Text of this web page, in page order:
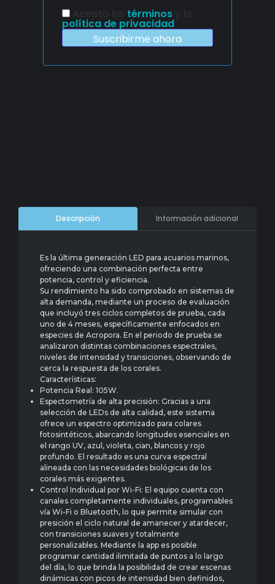
Acepto los términos y la
política de privacidad
Suscribirme ahora
Descripción Información adicional
Es la última generación LED para acuarios marinos,
ofreciendo una combinación perfecta entre
potencia, control y eficiencia.
Su rendimiento ha sido comprobado en sistemas de
alta demanda, mediante un proceso de evaluación
que incluyó tres ciclos completos de prueba, cada
uno de 4 meses, específicamente enfocados en
especies de Acropora. En el periodo de prueba se
analizaron distintas combinaciones espectrales,
niveles de intensidad y transiciones, observando de
cerca la respuesta de los corales.
Características:
Potencia Real: 105W.
Espectometría de alta precisión: Gracias a una
selección de LEDs de alta calidad, este sistema
ofrece un espectro optimizado para colares
fotosintéticos, abarcando longitudes esenciales en
el rango UV, azul, violeta, cian, blancos y rojo
profundo. El resultado es una curva espectral
alineada con las necesidades biológicas de los
corales más exigentes.
Control Individual por Wi-Fi: El equipo cuenta con
canales completamente individuales, programables
vía Wi-Fi o Bluetooth, lo que permite simular con
presición el ciclo natural de amanecer y atardecer,
con transiciones suaves y totalmente
personalizables. Mediante la app es posible
programar cantidad ilimitada de puntos a lo largo
del día, lo que brinda la posibilidad de crear escenas
dinámicas con picos de intensidad bien definidos,